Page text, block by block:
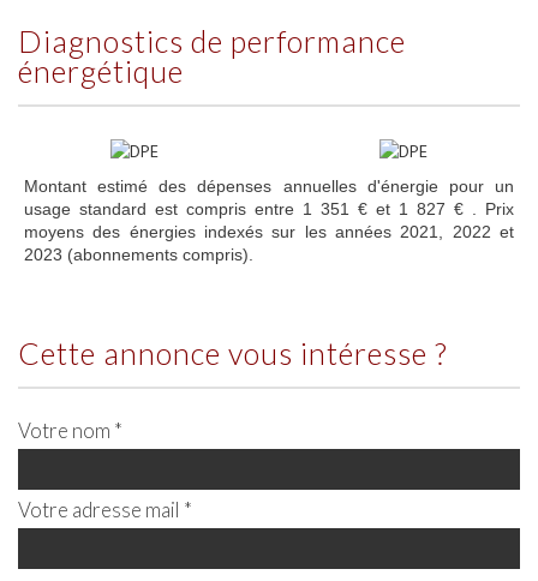
diagnostics de performance
énergétique
Montant estimé des dépenses annuelles d'énergie pour un
usage standard est compris entre 1 351 € et 1 827 € . Prix
moyens des énergies indexés sur les années 2021, 2022 et
2023 (abonnements compris).
cette annonce vous intéresse ?
Votre nom *
Votre adresse mail *